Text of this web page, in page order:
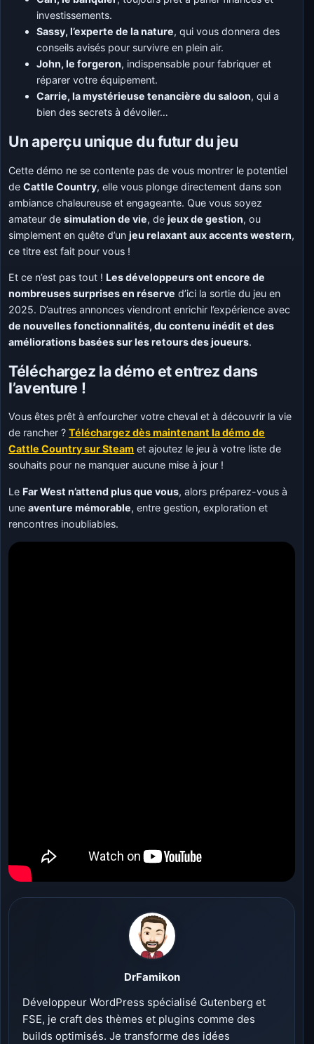
investissements.
Sassy, l’experte de la nature, qui vous donnera des
conseils avisés pour survivre en plein air.
John, le forgeron, indispensable pour fabriquer et
réparer votre équipement.
Carrie, la mystérieuse tenancière du saloon, qui a
bien des secrets à dévoiler…
Un aperçu unique du futur du jeu
Cette démo ne se contente pas de vous montrer le potentiel
deCattle Country, elle vous plonge directement dans son
ambiance chaleureuse et engageante. Que vous soyez
amateur desimulation de vie, dejeux de gestion, ou
simplement en quête d’unjeu relaxant aux accents western,
ce titre est fait pour vous !
Et ce n’est pas tout ! Les développeurs ont encore de
nombreuses surprises en réserve d’ici la sortie du jeu en
2025. D’autres annonces viendront enrichir l’expérience avec
de nouvelles fonctionnalités, du contenu inédit et des
améliorations basées sur les retours des joueurs.
Téléchargez la démo et entrez dans
l’aventure !
Vous êtes prêt à enfourcher votre cheval et à découvrir la vie
de rancher ?Téléchargez dès maintenant la démo de
Cattle Country sur Steam et ajoutez le jeu à votre liste de
souhaits pour ne manquer aucune mise à jour !
Le Far West n’attend plus que vous, alors préparez-vous à
uneaventure mémorable, entre gestion, exploration et
rencontres inoubliables.
DrFamikon
Développeur WordPress spécialisé Gutenberg et
FSE, je craft des thèmes et plugins comme des
builds optimisés. Je transforme des idées